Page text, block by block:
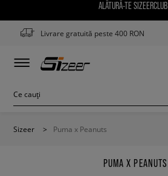
ALĂTURĂ-TE SIZEERCLUB
Livrare gratuită peste 400 RON
Sizeer > Puma x Peanuts
PUMA X PEANUTS